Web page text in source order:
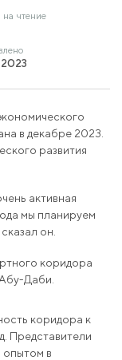
на чтение
в декабре 2023.
развития
активная
мы планируем
он.
коридора
Даби.
коридора к
Представители
в